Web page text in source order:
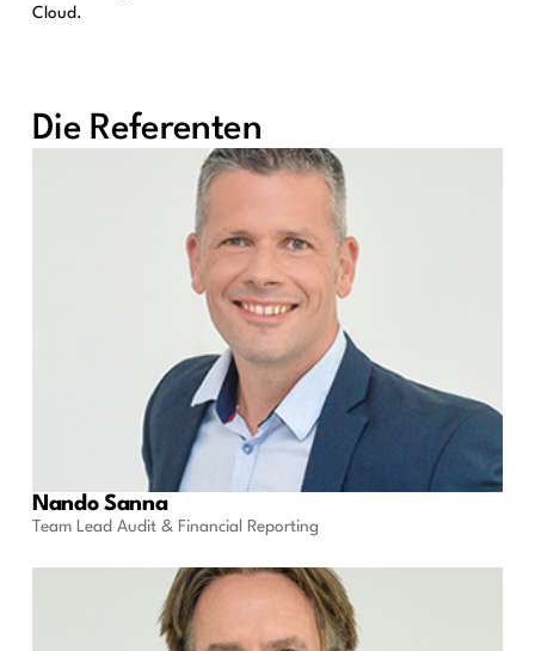
Cloud.
Die Referenten
Nando Sanna
Team Lead Audit & Financial Reporting